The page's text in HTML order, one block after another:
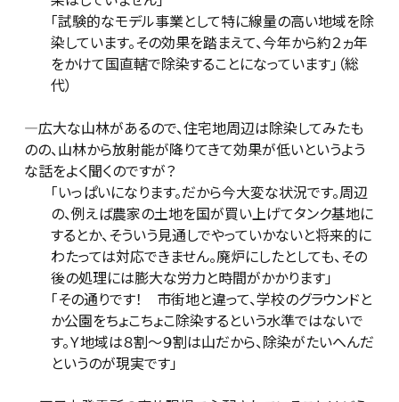
「試験的なモデル事業として特に線量の高い地域を除
染しています。その効果を踏まえて、今年から約２ヵ年
をかけて国直轄で除染することになっています」（総
代）
―広大な山林があるので、住宅地周辺は除染してみたも
のの、山林から放射能が降りてきて効果が低いというよう
な話をよく聞くのですが？
「いっぱいになります。だから今大変な状況です。周辺
の、例えば農家の土地を国が買い上げてタンク基地に
するとか、そういう見通しでやっていかないと将来的に
わたっては対応できません。廃炉にしたとしても、その
後の処理には膨大な労力と時間がかかります」
「その通りです！ 市街地と違って、学校のグラウンドと
か公園をちょこちょこ除染するという水準ではないで
す。Ｙ地域は８割～９割は山だから、除染がたいへんだ
というのが現実です」